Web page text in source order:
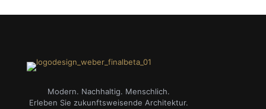
Modern. Nachhaltig. Menschlich.
Erleben Sie zukunftsweisende Architektur.